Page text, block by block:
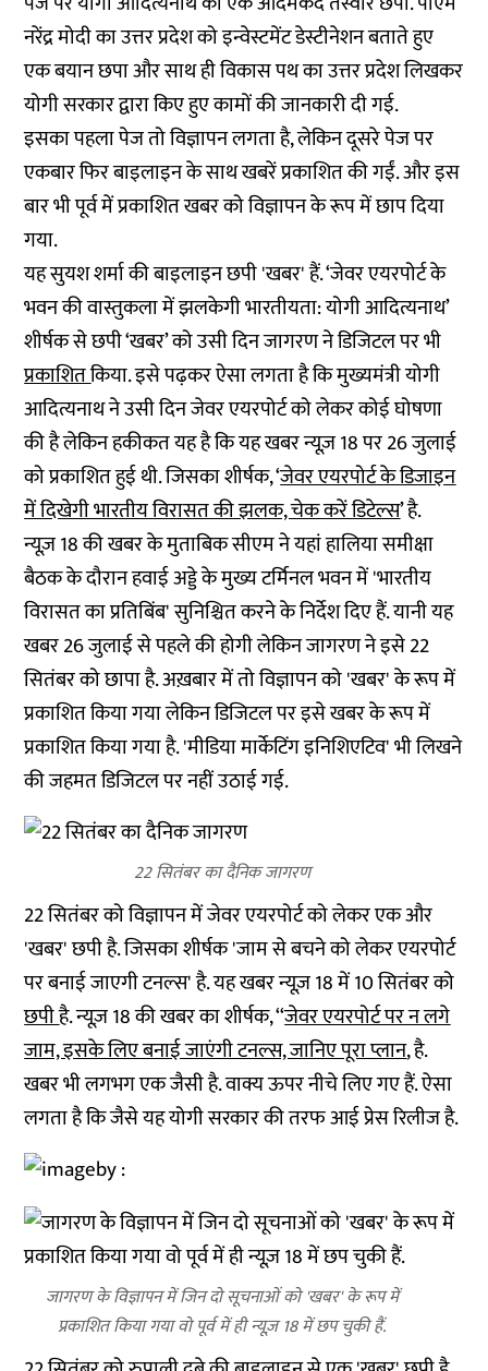
नरेंद्र मोदी का उत्तर प्रदेश को इन्वेस्टमेंट डेस्टीनेशन बताते हुए
एक बयान छपा और साथ ही विकास पथ का उत्तर प्रदेश लिखकर
योगी सरकार द्वारा किए हुए कामों की जानकारी दी गई.
इसका पहला पेज तो विज्ञापन लगता है, लेकिन दूसरे पेज पर
एकबार फिर बाइलाइन के साथ खबरें प्रकाशित की गईं. और इस
बार भी पूर्व में प्रकाशित खबर को विज्ञापन के रूप में छाप दिया
गया.
यह सुयश शर्मा की बाइलाइन छपी 'खबर' हैं. ‘जेवर एयरपोर्ट के
भवन की वास्तुकला में झलकेगी भारतीयता: योगी आदित्यनाथ’
शीर्षक से छपी ‘खबर’ को उसी दिन जागरण ने डिजिटल पर भी
प्रकाशितकिया. इसे पढ़कर ऐसा लगता है कि मुख्यमंत्री योगी
आदित्यनाथ ने उसी दिन जेवर एयरपोर्ट को लेकर कोई घोषणा
की है लेकिन हकीकत यह है कि यह खबर न्यूज़ 18 पर 26 जुलाई
को प्रकाशित हुई थी. जिसका शीर्षक, ‘जेवर एयरपोर्ट के डिजाइन
में दिखेगी भारतीय विरासत की झलक, चेक करें डिटेल्स’ है.
न्यूज़ 18 की खबर के मुताबिक सीएम ने यहां हालिया समीक्षा
बैठक के दौरान हवाई अड्डे के मुख्य टर्मिनल भवन में 'भारतीय
विरासत का प्रतिबिंब' सुनिश्चित करने के निर्देश दिए हैं. यानी यह
खबर 26 जुलाई से पहले की होगी लेकिन जागरण ने इसे 22
सितंबर को छापा है. अख़बार में तो विज्ञापन को 'खबर' के रूप में
प्रकाशित किया गया लेकिन डिजिटल पर इसे खबर के रूप में
प्रकाशित किया गया है. 'मीडिया मार्केटिंग इनिशिएटिव' भी लिखने
की जहमत डिजिटल पर नहीं उठाई गई.
22 सितंबर का दैनिक जागरण
22 सितंबर को विज्ञापन में जेवर एयरपोर्ट को लेकर एक और
'खबर' छपी है. जिसका शीर्षक 'जाम से बचने को लेकर एयरपोर्ट
पर बनाई जाएगी टनल्स' है. यह खबर न्यूज़ 18 में 10 सितंबर को
छपीहै. न्यूज़ 18 की खबर का शीर्षक, ‘‘जेवर एयरपोर्ट पर न लगे
जाम, इसके लिए बनाई जाएंगी टनल्स, जानिए पूरा प्लान, है.
खबर भी लगभग एक जैसी है. वाक्य ऊपर नीचे लिए गए हैं. ऐसा
लगता है कि जैसे यह योगी सरकार की तरफ आई प्रेस रिलीज है.
जागरण के विज्ञापन में जिन दो सूचनाओं को 'खबर' के रूप में
प्रकाशित किया गया वो पूर्व में ही न्यूज़ 18 में छप चुकी हैं.